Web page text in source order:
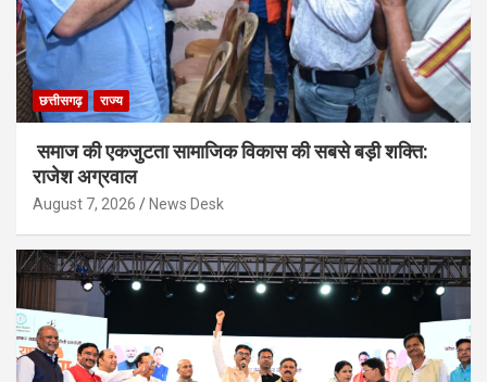
छत्तीसगढ़ राज्य
समाज की एकजुटता सामाजिक विकास की सबसे बड़ी शक्ति:
राजेश अग्रवाल
August 7, 2026 News Desk